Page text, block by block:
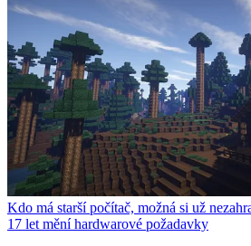
Kdo má starší počítač, možná si už
17 let mění hardwarové požadavky